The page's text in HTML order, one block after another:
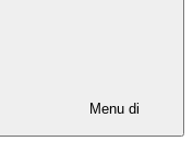
Menu di